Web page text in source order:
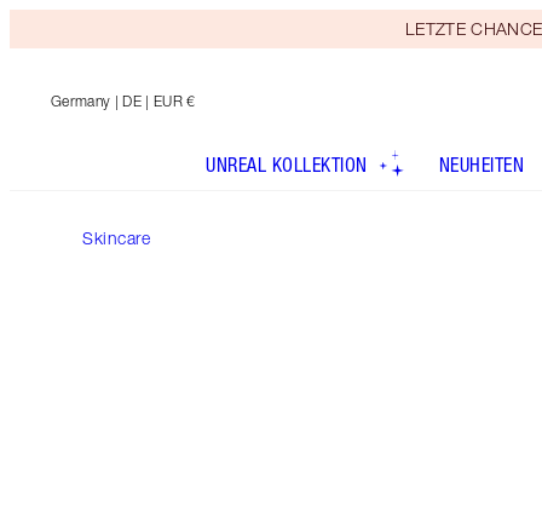
LETZTE
Germany | DE | EUR €
UNREAL KOLLEKTION NEUHEITEN
Skincare